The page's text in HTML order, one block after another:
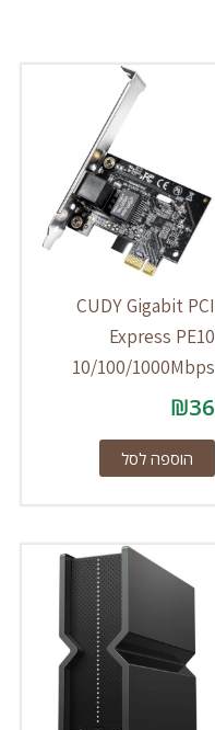
CUDY Gigabit PCI
Express PE10
10/100/1000Mbps
₪36
הוספה לסל